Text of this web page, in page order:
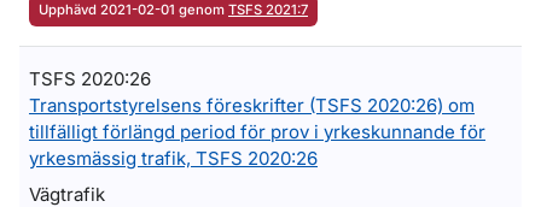
Upphävd 2021-02-01 genom TSFS 2021:7
TSFS 2020:26
Transportstyrelsens föreskrifter (TSFS 2020:26) om
tillfälligt förlängd period för prov i yrkeskunnande för
yrkesmässig trafik, TSFS 2020:26
Vägtrafik